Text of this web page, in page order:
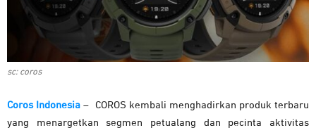
sc: coros
Coros Indonesia – COROS kembali menghadirkan produk terbaru
yang menargetkan segmen petualang dan pecinta aktivitas